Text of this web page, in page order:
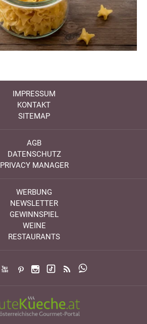
IMPRESSUM
KONTAKT
SITEMAP
AGB
DATENSCHUTZ
PRIVACY MANAGER
WERBUNG
NEWSLETTER
GEWINNSPIEL
WEINE
RESTAURANTS